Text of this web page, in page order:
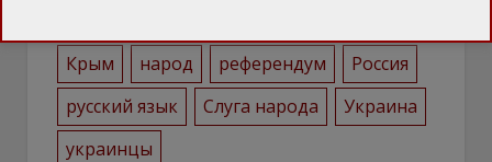
Крым
народ референдум
Россия
русский язык
Слуга народа
Украина
украинцы